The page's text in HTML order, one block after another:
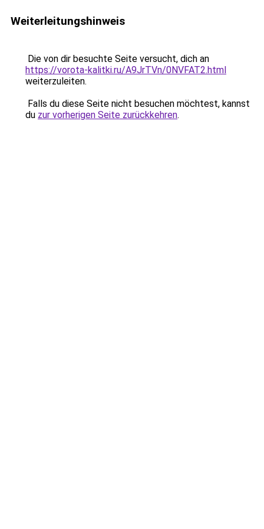
Weiterleitungshinweis
Die von dir besuchte Seite versucht, dich an
https://vorota-kalitki.ru/A9JrTVn/0NVFAT2.html
weiterzuleiten.
Falls du diese Seite nicht besuchen möchtest, kannst
du zur vorherigen Seite zurückkehren.